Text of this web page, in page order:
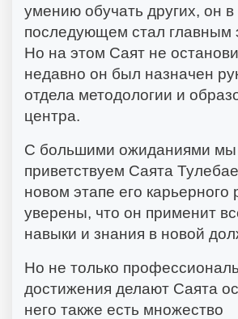
умению обучать других, он в
последующем стал главным
Но на этом Саят не
недавно он был назначен
отдела методологии и
центра.
С большими ожиданиями мы
приветствуем Саята
новом этапе его
уверены, что он применит
навыки и знания в новой
Но не только
достижения делают Саята
него также есть множество